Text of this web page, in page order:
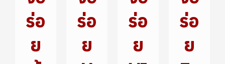
ร่อ
ย
ร่อ
ย
ร่อ
ย
ร่อ
ย